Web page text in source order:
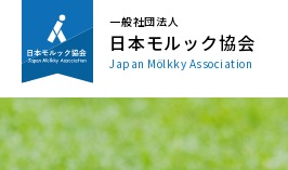
一般社団法人
日本モルック協会
Japan Mölkky Association